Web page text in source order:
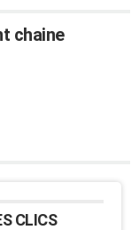
chaine
CLICS